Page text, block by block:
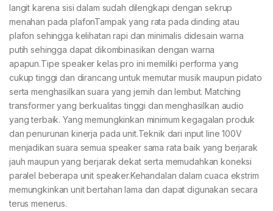
langit karena sisi dalam sudah dilengkapi dengan sekrup
menahan pada plafonTampak yang rata pada dinding atau
plafon sehingga kelihatan rapi dan minimalis didesain warna
putih sehingga dapat dikombinasikan dengan warna
apapun.Tipe speaker kelas pro ini memiliki performa yang
cukup tinggi dan dirancang untuk memutar musik maupun pidato
serta menghasilkan suara yang jernih dan lembut. Matching
transformer yang berkualitas tinggi dan menghasilkan audio
yang terbaik. Yang memungkinkan minimum kegagalan produk
dan penurunan kinerja pada unit.Teknik dari input line 100V
menjadikan suara semua speaker sama rata baik yang berjarak
jauh maupun yang berjarak dekat serta memudahkan koneksi
paralel beberapa unit speaker.Kehandalan dalam cuaca ekstrim
memungkinkan unit bertahan lama dan dapat digunakan secara
terus menerus.